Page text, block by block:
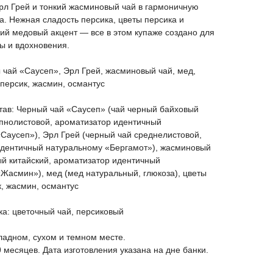
Грей и тонкий жасминовый чай в гармоничную
Нежная сладость персика, цветы персика и
медовый акцент — все в этом купаже создано для
и вдохновения.
чай «Саусеп», Эрл Грей, жасминовый чай, мед,
жасмин, османтус
Черный чай «Саусеп» (чай черный байховый
ароматизатор идентичный
Эрл Грей (черный чай среднелистовой,
натуральному «Бергамот»), жасминовый
китайский, ароматизатор идентичный
мед (мед натуральный, глюкоза), цветы
жасмин, османтус
цветочный чай, персиковый
сухом и темном месте.
месяцев. Дата изготовления указана на дне банки.